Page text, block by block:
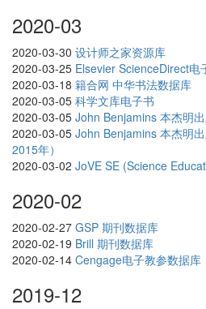
2020-03
2020-03-30 设计师之家资源库
2020-03-25 Elsevier ScienceDirect电
2020-03-18 籍合网 中华书法数据库
2020-03-05 科学文库电子书
2020-03-05 John Benjamins 本杰明
2020-03-05 John Benjamins 本杰明
2015年）
2020-03-02 JoVE SE (Science
2020-02
2020-02-27 GSP 期刊数据库
2020-02-19 Brill 期刊数据库
2020-02-14 Cengage电子教参数据库
2019-12